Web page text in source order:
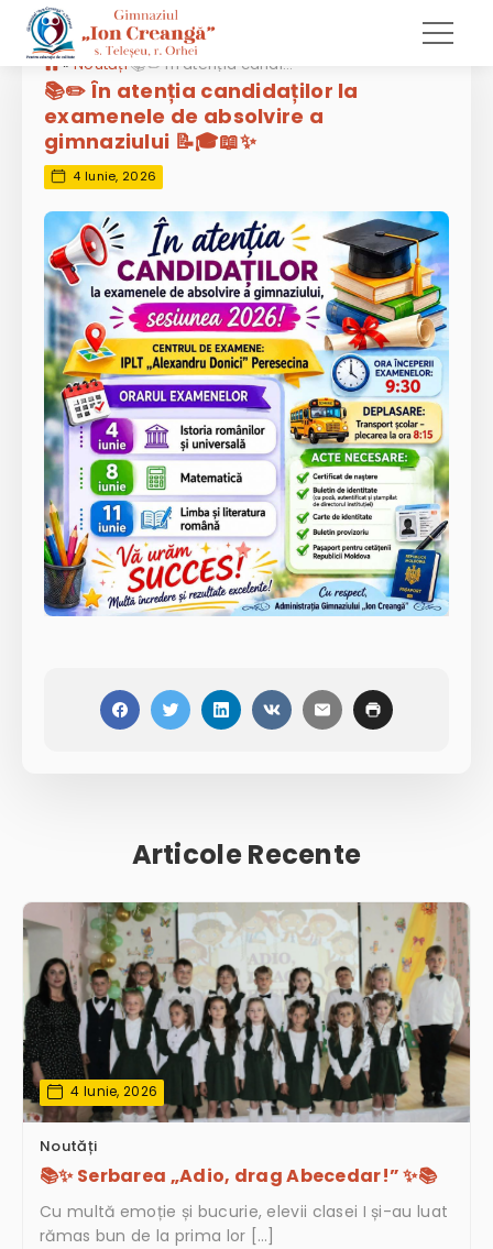
»Noutăți 📚✏️ În atenția candidaților la examenele de absolvire a gimnaziului 📝🎓📖✨
📚✏️ În atenția candidaților la
examenele de absolvire a
gimnaziului 📝🎓📖✨
4 Iunie, 2026
Articole Recente
4 Iunie, 2026
Noutăți
📚✨ Serbarea „Adio, drag Abecedar!” ✨📚
Cu multă emoție și bucurie, elevii clasei I și-au luat
rămas bun de la prima lor […]